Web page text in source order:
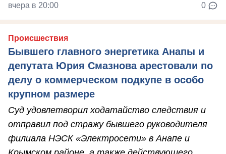
вчера в 20:00 0
Происшествия
Бывшего главного энергетика Анапы и
депутата Юрия Смазнова арестовали по
делу о коммерческом подкупе в особо
крупном размере
Суд удовлетворил ходатайство следствия и
отправил под стражу бывшего руководителя
филиала НЭСК «Электросети» в Анапе и